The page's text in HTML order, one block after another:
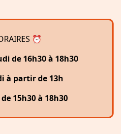
⏰
de 16h30 à 18h30
à partir de 13h
15h30 à 18h30